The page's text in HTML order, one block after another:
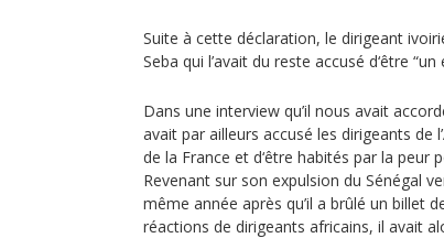
Suite à cette déclaration, le dirigeant
Seba qui l’avait du reste accusé d‘être
Dans une interview qu’il nous avait
avait par ailleurs accusé les dirigeants de
de la France et d‘être habités par la peur
Revenant sur son expulsion du Sénégal
même année après qu’il a brûlé un billet
réactions de dirigeants africains, il avait